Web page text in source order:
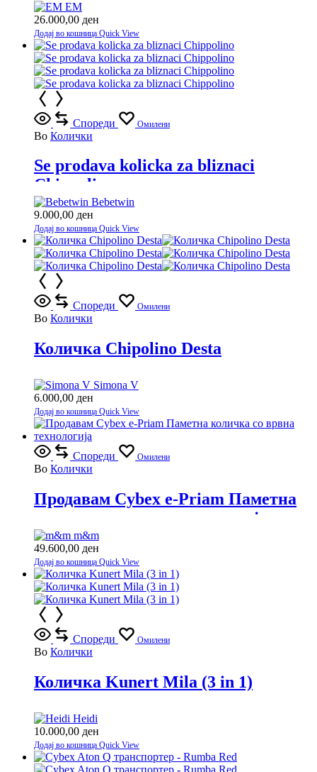
EM
26.000,00 ден
Додај во кошница Quick View
Спореди Омилени
Во Колички
Se prodava kolicka za bliznaci
Chippolino
Bebetwin
9.000,00 ден
Додај во кошница Quick View
Спореди Омилени
Во Колички
Количка Chipolino Desta
Simona V
6.000,00 ден
Додај во кошница Quick View
Спореди Омилени
Во Колички
Продавам Cybex e-Priam Паметна
количка со врвна технологија
m&m
49.600,00 ден
Додај во кошница Quick View
Спореди Омилени
Во Колички
Количка Kunert Mila (3 in 1)
Heidi
10.000,00 ден
Додај во кошница Quick View